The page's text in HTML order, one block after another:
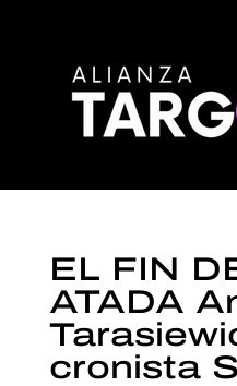
EL FIN
ATADA
cronista